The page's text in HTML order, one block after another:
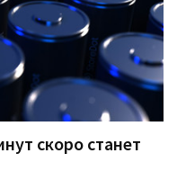
скоро станет